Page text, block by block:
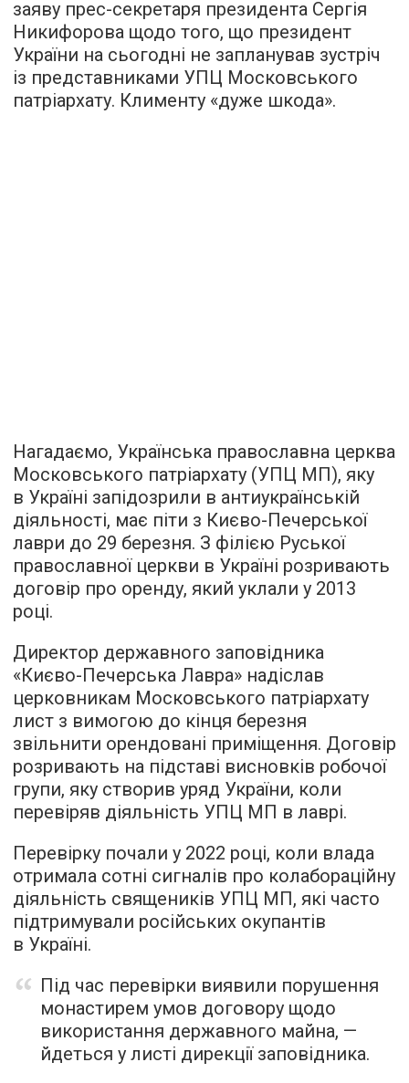
заяву прес-секретаря президента Сергія
Никифорова щодо того, що президент
України на сьогодні не запланував зустріч
із представниками УПЦ Московського
патріархату. Клименту «дуже шкода».
Нагадаємо, Українська православна церква
Московського патріархату (УПЦ МП), яку
в Україні запідозрили в антиукраїнській
діяльності, має піти з Києво-Печерської
лаври до 29 березня. З філією Руської
православної церкви в Україні розривають
договір про оренду, який уклали у 2013
році.
Директор державного заповідника
«Києво-Печерська Лавра» надіслав
церковникам Московського патріархату
лист з вимогою до кінця березня
звільнити орендовані приміщення. Договір
розривають на підставі висновків робочої
групи, яку створив уряд України, коли
перевіряв діяльність УПЦ МП в лаврі.
Перевірку почали у 2022 році, коли влада
отримала сотні сигналів про колабораційну
діяльність священиків УПЦ МП, які часто
підтримували російських окупантів
в Україні.
Під час перевірки виявили порушення
монастирем умов договору щодо
використання державного майна, —
йдеться у листі дирекції заповідника.